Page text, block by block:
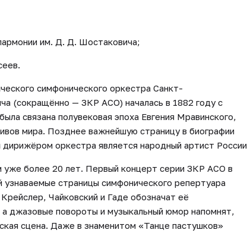
им. Д. Д. Шостаковича;
симфонического оркестра Санкт-
(сокращённо — ЗКР АСО) началась в 1882 году с
связана полувековая эпоха Евгения Мравинского,
мира. Позднее важнейшую страницу в биографии
оркестра является народный артист России
уже более 20 лет. Первый концерт серии ЗКР АСО в
страницы симфонического репертуара
Чайковский и Гаде обозначат её
джазовые повороты и музыкальный юмор напомнят,
сцена. Даже в знаменитом «Танце пастушков»